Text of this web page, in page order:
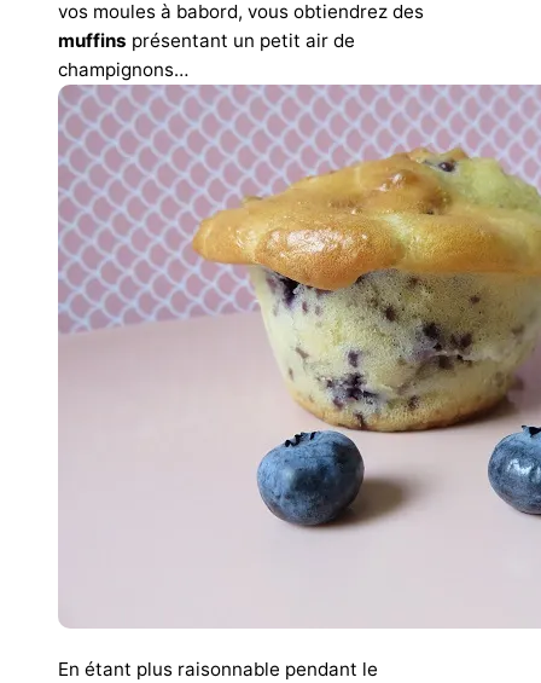
vos moules à babord, vous obtiendrez des
muffins présentant un petit air de
champignons…
En étant plus raisonnable pendant le